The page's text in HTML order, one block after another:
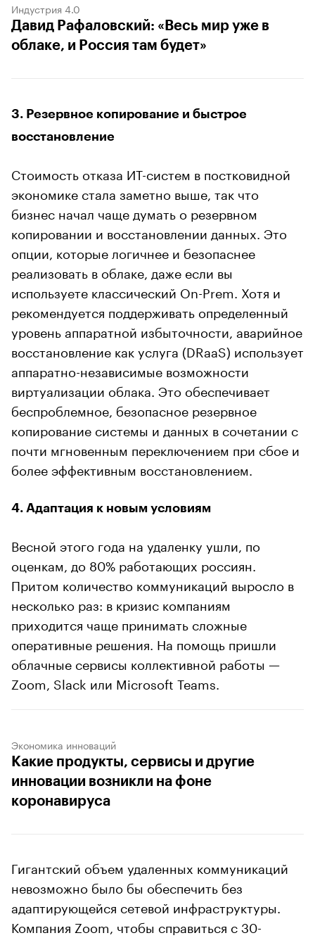
Индустрия 4.0
Давид Рафаловский: «Весь мир уже в
облаке, и Россия там будет»
3. Резервное копирование и быстрое
восстановление
Стоимость отказа ИТ-систем в постковидной
экономике стала заметно выше, так что
бизнес начал чаще думать о резервном
копировании и восстановлении данных. Это
опции, которые логичнее и безопаснее
реализовать в облаке, даже если вы
используете классический On-Prem. Хотя и
рекомендуется поддерживать определенный
уровень аппаратной избыточности, аварийное
восстановление как услуга (DRaaS) использует
аппаратно-независимые возможности
виртуализации облака. Это обеспечивает
беспроблемное, безопасное резервное
копирование системы и данных в сочетании с
почти мгновенным переключением при сбое и
более эффективным восстановлением.
4. Адаптация к новым условиям
Весной этого года на удаленку ушли, по
оценкам, до 80% работающих россиян.
Притом количество коммуникаций выросло в
несколько раз: в кризис компаниям
приходится чаще принимать сложные
оперативные решения. На помощь пришли
облачные сервисы коллективной работы —
Zoom, Slack или Microsoft Teams.
Экономика инноваций
Какие продукты, сервисы и другие
инновации возникли на фоне
коронавируса
Гигантский объем удаленных коммуникаций
невозможно было бы обеспечить без
адаптирующейся сетевой инфраструктуры.
Компания Zoom, чтобы справиться с 30-